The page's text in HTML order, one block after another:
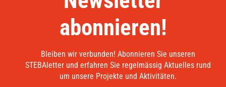
abonnieren!
Bleiben wir verbunden! Abonnieren Sie unseren
STEBAletter und erfahren Sie regelmässig Aktuelles rund
um unsere Projekte und Aktivitäten.